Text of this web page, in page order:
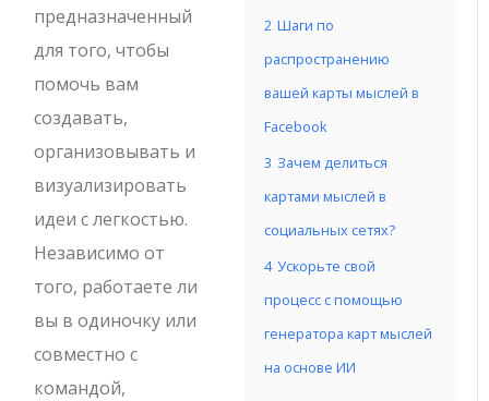
2 Шаги по
распространению
вашей карты мыслей в
Facebook
3 Зачем делиться
картами мыслей в
социальных сетях?
4 Ускорьте свой
процесс с помощью
генератора карт мыслей
на основе ИИ
предназначенный
для того, чтобы
помочь вам
создавать,
организовывать и
визуализировать
идеи с легкостью.
Независимо от
того, работаете ли
вы в одиночку или
совместно с
командой,